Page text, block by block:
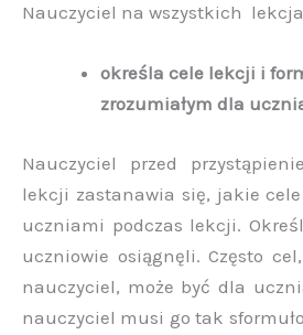
Nauczyciel na wszystkich
określa cele lekcji i
zrozumiałym dla
Nauczyciel przed
lekcji zastanawia się, jakie
uczniami podczas lekcji.
uczniowie osiągnęli. Często
nauczyciel, może być dla
nauczyciel musi go tak